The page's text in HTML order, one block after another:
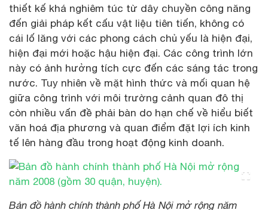
thiết kế khá nghiêm túc từ dây chuyền công năng
đến giải pháp kết cấu vật liệu tiên tiến, không có
cái lố lăng với các phong cách chủ yếu là hiện đại,
hiện đại mới hoặc hậu hiện đại. Các công trình lớn
này có ảnh hưởng tích cực đến các sáng tác trong
nước. Tuy nhiên về mặt hình thức và mối quan hệ
giữa công trình với môi trường cảnh quan đô thị
còn nhiều vấn đề phải bàn do hạn chế về hiểu biết
văn hoá địa phương và quan điểm đặt lợi ích kinh
tế lên hàng đầu trong hoạt động kinh doanh.
Bản đồ hành chính thành phố Hà Nội mở rộng năm